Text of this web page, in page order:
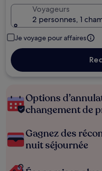
Voyageurs
2 personnes, 1
Je voyage pour affaires
Options
changement de
Gagnez des
nuit séjournée